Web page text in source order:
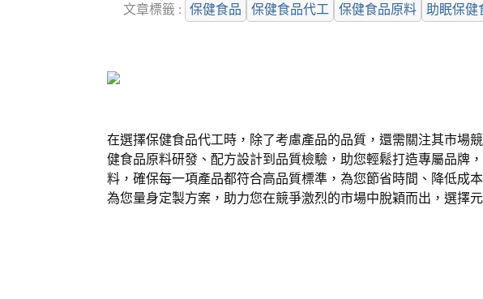
文章標籤 : 保健食品 保健食品代工 保健食品原料 助眠保健
在選擇保健食品代工時，除了考慮產品的品質，還需關注其市場
健食品原料研發、配方設計到品質檢驗，助您輕鬆打造專屬品牌
料，確保每一項產品都符合高品質標準，為您節省時間、降低成
為您量身定製方案，助力您在競爭激烈的市場中脫穎而出，選擇